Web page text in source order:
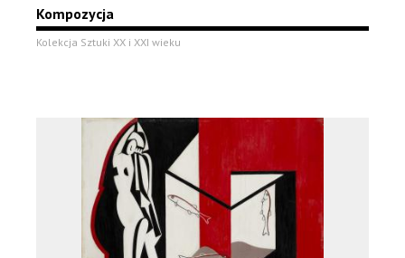
Kompozycja
Kolekcja Sztuki XX i XXI wieku